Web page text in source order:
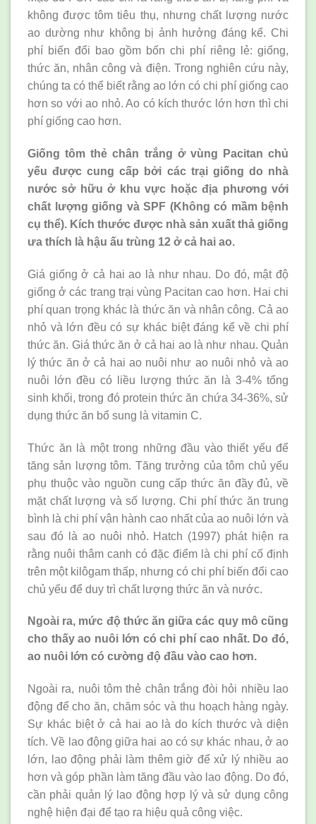
không được tôm tiêu thụ, nhưng chất lượng nước
ao dường như không bị ảnh hưởng đáng kể. Chi
phí biến đổi bao gồm bốn chi phí riêng lẻ: giống,
thức ăn, nhân công và điện. Trong nghiên cứu này,
chúng ta có thể biết rằng ao lớn có chi phí giống cao
hơn so với ao nhỏ. Ao có kích thước lớn hơn thì chi
phí giống cao hơn.
Giống tôm thẻ chân trắng ở vùng Pacitan chủ
yếu được cung cấp bởi các trại giống do nhà
nước sở hữu ở khu vực hoặc địa phương với
chất lượng giống và SPF (Không có mầm bệnh
cụ thể). Kích thước được nhà sản xuất thả giống
ưa thích là hậu ấu trùng 12 ở cả hai ao.
Giá giống ở cả hai ao là như nhau. Do đó, mật độ
giống ở các trang trại vùng Pacitan cao hơn. Hai chi
phí quan trọng khác là thức ăn và nhân công. Cả ao
nhỏ và lớn đều có sự khác biệt đáng kể về chi phí
thức ăn. Giá thức ăn ở cả hai ao là như nhau. Quản
lý thức ăn ở cả hai ao nuôi như ao nuôi nhỏ và ao
nuôi lớn đều có liều lượng thức ăn là 3-4% tổng
sinh khối, trong đó protein thức ăn chứa 34-36%, sử
dụng thức ăn bổ sung là vitamin C.
Thức ăn là một trong những đầu vào thiết yếu để
tăng sản lượng tôm. Tăng trưởng của tôm chủ yếu
phụ thuộc vào nguồn cung cấp thức ăn đầy đủ, về
mặt chất lượng và số lượng. Chi phí thức ăn trung
bình là chi phí vận hành cao nhất của ao nuôi lớn và
sau đó là ao nuôi nhỏ. Hatch (1997) phát hiện ra
rằng nuôi thâm canh có đặc điểm là chi phí cố định
trên một kilôgam thấp, nhưng có chi phí biến đổi cao
chủ yếu để duy trì chất lượng thức ăn và nước.
Ngoài ra, mức độ thức ăn giữa các quy mô cũng
cho thấy ao nuôi lớn có chi phí cao nhất. Do đó,
ao nuôi lớn có cường độ đầu vào cao hơn.
Ngoài ra, nuôi tôm thẻ chân trắng đòi hỏi nhiều lao
động để cho ăn, chăm sóc và thu hoạch hàng ngày.
Sự khác biệt ở cả hai ao là do kích thước và diện
tích. Về lao động giữa hai ao có sự khác nhau, ở ao
lớn, lao động phải làm thêm giờ để xử lý nhiều ao
hơn và góp phần làm tăng đầu vào lao động. Do đó,
cần phải quản lý lao động hợp lý và sử dụng công
nghệ hiện đại để tạo ra hiệu quả công việc.